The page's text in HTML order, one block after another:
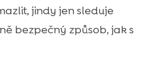
jindy jen sleduje
bezpečný způsob, jak s